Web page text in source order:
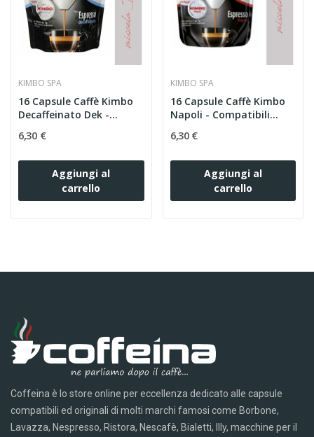
KIMBO SPA
16 Capsule Caffè Kimbo
Decaffeinato Dek -...
6,30 €
Aggiungi al
carrello
KIMBO SPA
16 Capsule Caffè Kimbo
Napoli - Compatibili
6,30 €
Aggiungi al
carrello
Coffeina è lo store online per eccellenza dedicato alle capsule
compatibili ed originali di molti marchi famosi come Borbone,
Lavazza, Nespresso, Ristora, Nescafè, Bialetti, Illy, macchine per il